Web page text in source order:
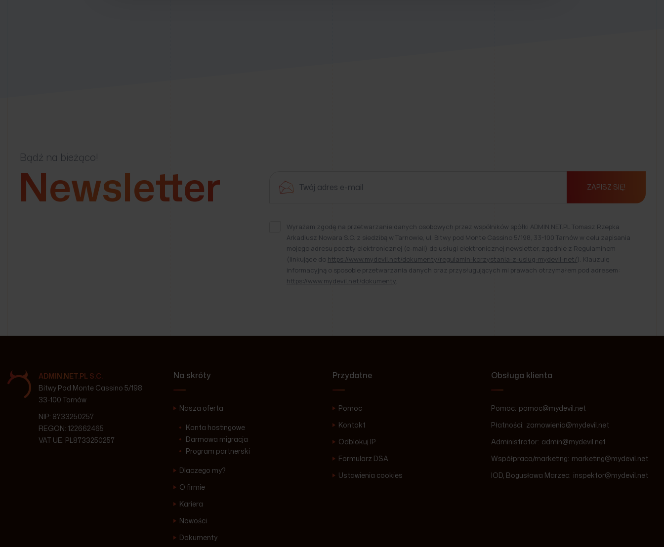
Bądź na bieżąco!
Newsletter ZAPISZ SIĘ!
Wyrażam zgodę na przetwarzanie danych osobowych przez wspólników spółki ADMIN.NET.PL Tomasz Rzepka
Arkadiusz Nowara S.C. z siedzibą w Tarnowie, ul. Bitwy pod Monte Cassino 5/198, 33-100 Tarnów w celu zapisania
mojego adresu poczty elektronicznej (e-mail) do usługi elektronicznej newsletter, zgodnie z Regulaminem
(linkujące do https://www.mydevil.net/dokumenty/regulamin-korzystania-z-uslug-mydevil-net/). Klauzulę
informacyjną o sposobie przetwarzania danych oraz przysługujących mi prawach otrzymałem pod adresem:
https://www.mydevil.net/dokumenty.
ADMIN.NET.PL S.C.
Bitwy Pod Monte Cassino 5/198
33-100 Tarnów
NIP: 8733250257
REGON: 122662465
VAT UE: PL8733250257
Na skróty
Nasza oferta
Konta hostingowe
Darmowa migracja
Program partnerski
Dlaczego my?
O firmie
Kariera
Nowości
Dokumenty
Przydatne
Pomoc
Kontakt
Odblokuj IP
Formularz DSA
Ustawienia cookies
Obsługa klienta
Pomoc: pomoc@mydevil.net
Płatności: zamowienia@mydevil.net
Administrator: admin@mydevil.net
Współpraca/marketing: marketing@mydevil.net
IOD, Bogusława Marzec: inspektor@mydevil.net